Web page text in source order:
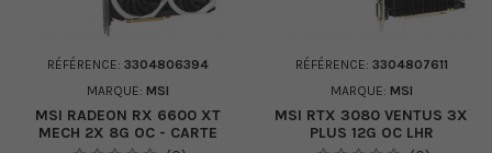
RÉFÉRENCE: 3304806394
MARQUE: MSI
MSI RADEON RX 6600 XT
MECH 2X 8G OC - CARTE
RÉFÉRENCE: 3304807611
MARQUE: MSI
MSI RTX 3080 VENTUS 3X
PLUS 12G OC LHR